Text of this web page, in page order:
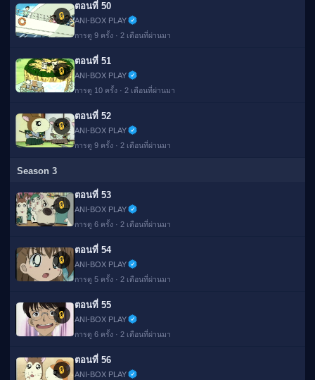
🔒
ตอนที่ 50
ANI-BOX PLAY
การดู 9 ครั้ง · 2 เดือนที่ผ่านมา
🔒
ตอนที่ 51
ANI-BOX PLAY
การดู 10 ครั้ง · 2 เดือนที่ผ่านมา
🔒
ตอนที่ 52
ANI-BOX PLAY
การดู 9 ครั้ง · 2 เดือนที่ผ่านมา
Season 3
🔒
ตอนที่ 53
ANI-BOX PLAY
การดู 6 ครั้ง · 2 เดือนที่ผ่านมา
🔒
ตอนที่ 54
ANI-BOX PLAY
การดู 5 ครั้ง · 2 เดือนที่ผ่านมา
🔒
ตอนที่ 55
ANI-BOX PLAY
การดู 6 ครั้ง · 2 เดือนที่ผ่านมา
🔒
ตอนที่ 56
ANI-BOX PLAY